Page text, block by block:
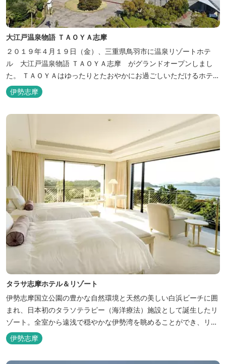
大江戸温泉物語 ＴＡＯＹＡ志摩
２０１９年４月１９日（金）、三重県鳥羽市に温泉リゾートホテ
ル 大江戸温泉物語 ＴＡＯＹＡ志摩 がグランドオープンしまし
た。 ＴＡＯＹＡはゆったりとたおやかにお過ごしいただけるホテル
を目指し、カキの産地の鳥羽市浦村町にオープンしました。 目の前
は太平洋に注ぐ伊勢湾の海の風景が広がり、後背は山に囲まれ、自
然豊かな環境で、正にゆったりとたおやかに時が流れています。
伊勢志摩
タラサ志摩ホテル＆リゾート
伊勢志摩国立公園の豊かな自然環境と天然の美しい白浜ビーチに囲
まれ、日本初のタラソテラピー（海洋療法）施設として誕生したリ
ゾート。全室から遠浅で穏やかな伊勢湾を眺めることができ、リラ
ックスした滞在をお楽しみいただけます。滞在中は、目の前の海か
らきれいな海水を引き込み、24時間以内に新鮮な状態で使用するタ
ラソテラピーや、季節の海の幸を楽しめるフレンチと日本料理が堪
伊勢志摩